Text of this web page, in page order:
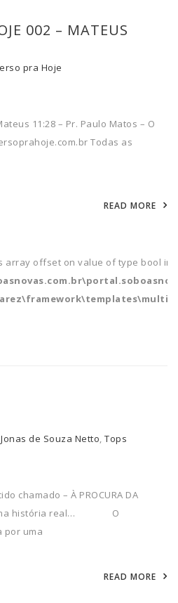
002 – MATEUS
pra Hoje
11:28 – Pr. Paulo Matos – O
Todas as
READ MORE
array offset on value of type bool in
Jonas de Souza Netto, Tops
chamado – À PROCURA DA
uma história real… O
por uma
READ MORE